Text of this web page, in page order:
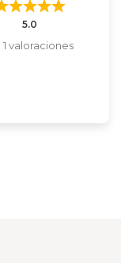
5.0
1 valoraciones